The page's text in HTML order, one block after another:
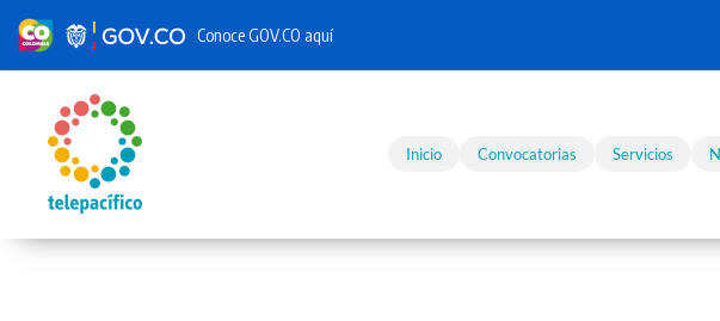
Skip to main content
Conoce GOV.CO aquí
Inicio Convocatorias Servicios